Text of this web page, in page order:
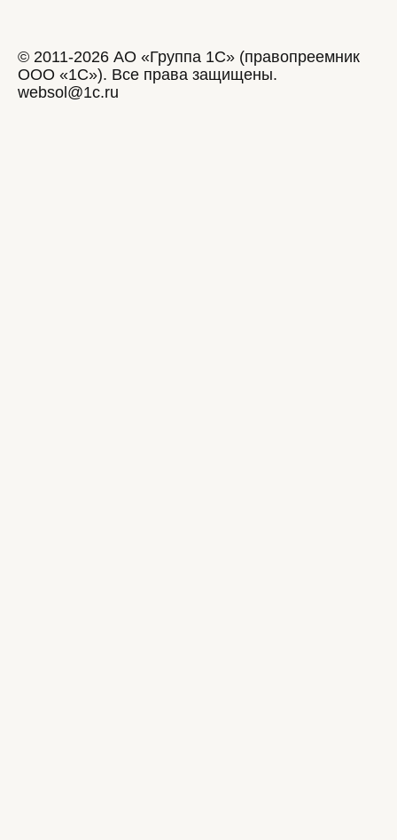
© 2011-2026 АО «Группа 1С» (правопреемник
ООО «1С»). Все права защищены.
websol@1c.ru